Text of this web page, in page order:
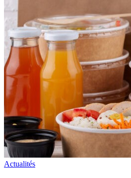
Actualités